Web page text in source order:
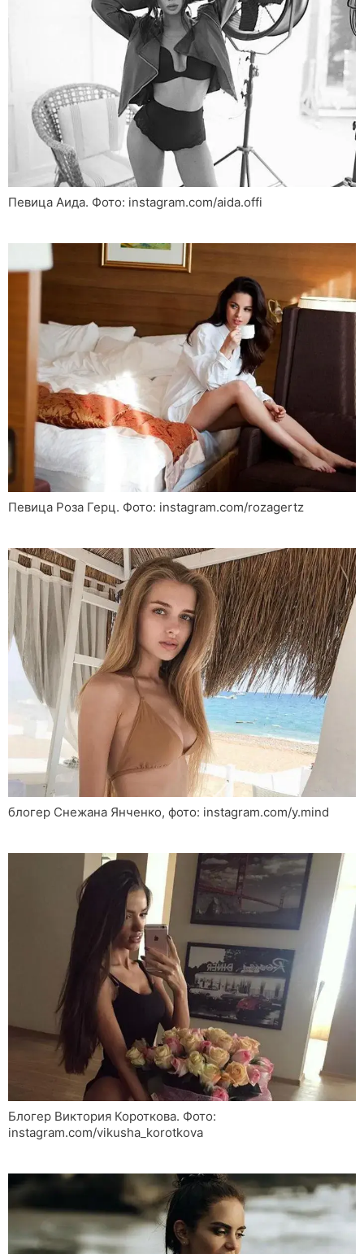
Певица Аида. Фото: instagram.com/aida.offi
Певица Роза Герц. Фото: instagram.com/rozagertz
блогер Снежана Янченко, фото: instagram.com/y.mind
Блогер Виктория Короткова. Фото:
instagram.com/vikusha_korotkova